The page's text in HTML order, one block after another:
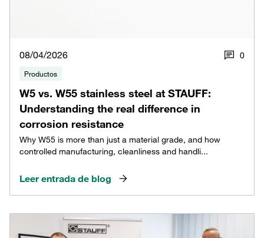
08/04/2026 0
Productos
W5 vs. W55 stainless steel at STAUFF:
Understanding the real difference in
corrosion resistance
Why W55 is more than just a material grade, and how
controlled manufacturing, cleanliness and handli...
Leer entrada de blog